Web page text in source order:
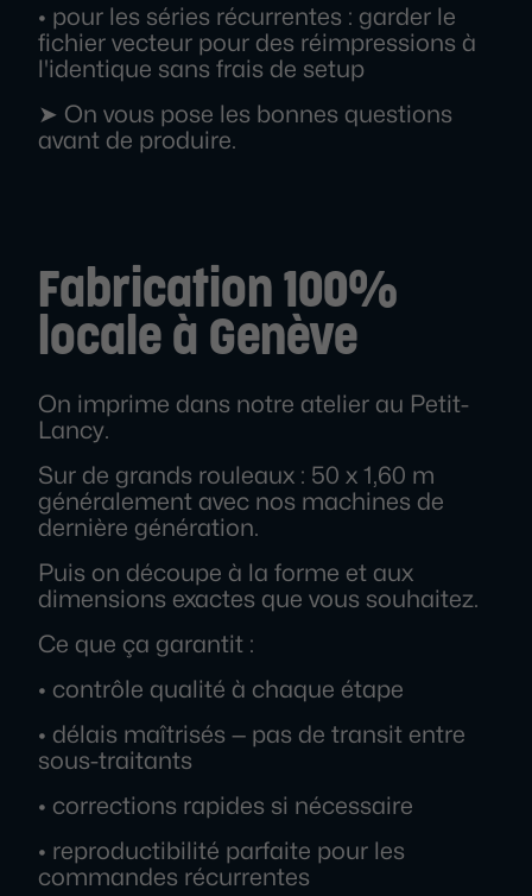
• pour les séries récurrentes : garder le
fichier vecteur pour des réimpressions à
l'identique sans frais de setup
➤ On vous pose les bonnes questions
avant de produire.
Fabrication 100%
locale à Genève
On imprime dans notre atelier au Petit-
Lancy.
Sur de grands rouleaux : 50 x 1,60 m
généralement avec nos machines de
dernière génération.
Puis on découpe à la forme et aux
dimensions exactes que vous souhaitez.
Ce que ça garantit :
• contrôle qualité à chaque étape
• délais maîtrisés — pas de transit entre
sous-traitants
• corrections rapides si nécessaire
• reproductibilité parfaite pour les
commandes récurrentes